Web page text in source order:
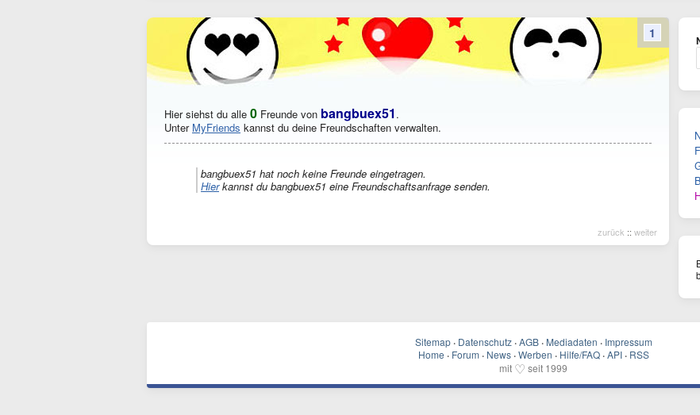
Hier siehst du alle 0 Freunde von bangbuex51 .
Unter MyFriends kannst du deine Freundschaften verwalten.
bangbuex51 hat noch keine Freunde eingetragen.
Hierkannst du bangbuex51 eine Freundschaftsanfrage senden.
zurück :: weiter
1
Sitemap · Datenschutz · AGB · Mediadaten · Impressum
Home · Forum · News · Werben · Hilfe/FAQ · API · RSS
mit ♡ seit 1999